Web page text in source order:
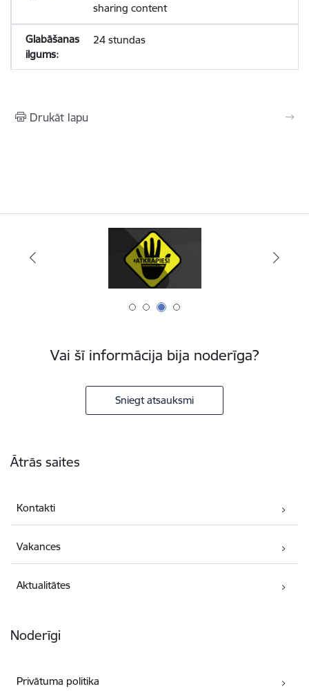
sharing content
24 stundas
Drukāt lapu
Vai šī informācija bija noderīga?
Sniegt atsauksmi
Ātrās saites
Kontakti
Vakances
Aktualitātes
Noderīgi
Privātuma politika